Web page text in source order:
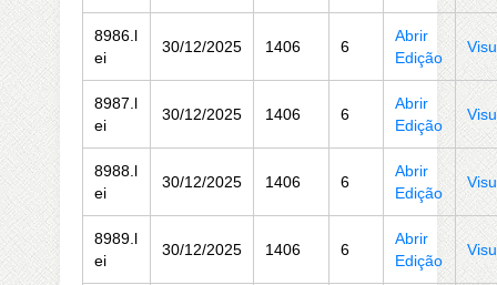
8986.l
ei
30/12/2025 1406 6
Abrir
Edição
8987.l
ei
30/12/2025 1406 6
Abrir
Edição
8988.l
ei
30/12/2025 1406 6
Abrir
Edição
8989.l
ei
30/12/2025 1406 6
Abrir
Edição